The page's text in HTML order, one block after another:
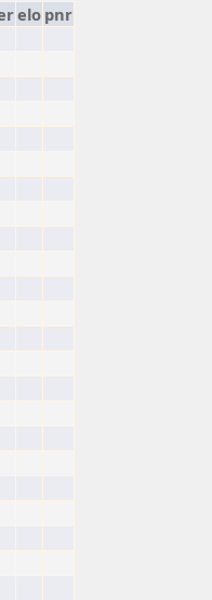
elo pnr